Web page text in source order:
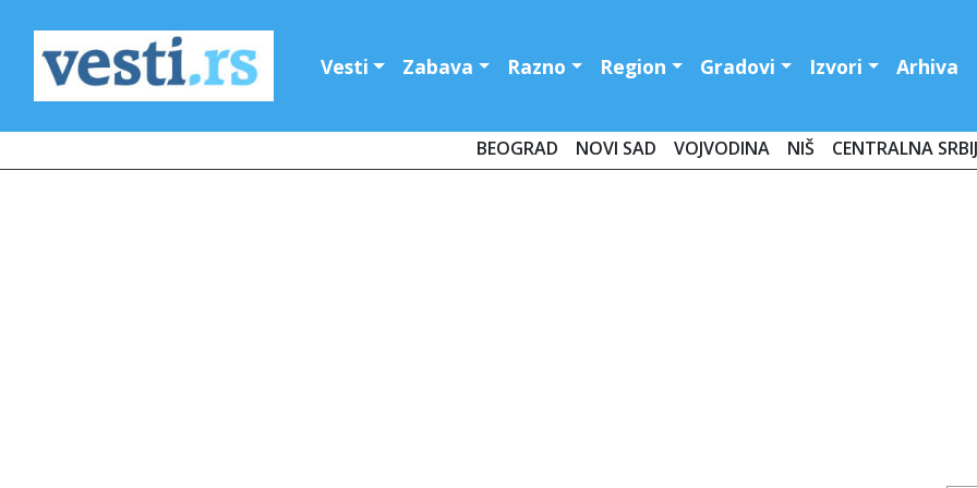
Vesti Zabava Razno Region Gradovi Izvori Arhiva
BEOGRAD NOVI SAD VOJVODINA NIŠ CENTRALNA